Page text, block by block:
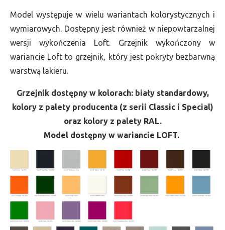
Model występuje w wielu wariantach kolorystycznych i
wymiarowych. Dostępny jest również w niepowtarzalnej
wersji wykończenia Loft. Grzejnik wykończony w
wariancie Loft to grzejnik, który jest pokryty bezbarwną
warstwą lakieru.
Grzejnik dostępny w kolorach: biały standardowy,
kolory z palety producenta (z serii Classic i Special)
oraz kolory z palety RAL.
Model dostępny w wariancie LOFT.